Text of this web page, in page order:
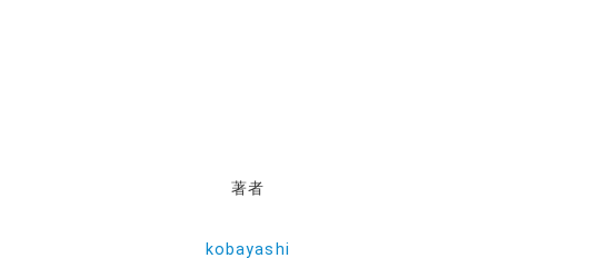
著者
kobayashi